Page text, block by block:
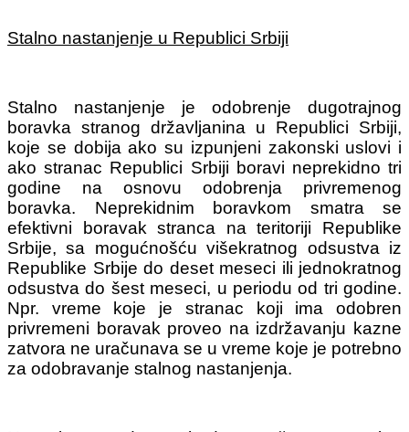
Stalno nastanjenje u Republici Srbiji
Stalno nastanjenje je odobrenje dugotrajnog
boravka stranog državljanina u Republici Srbiji,
koje se dobija ako su izpunjeni zakonski uslovi i
ako stranac Republici Srbiji boravi neprekidno tri
godine na osnovu odobrenja privremenog
boravka. Neprekidnim boravkom smatra se
efektivni boravak stranca na teritoriji Republike
Srbije, sa mogućnošću višekratnog odsustva iz
Republike Srbije do deset meseci ili jednokratnog
odsustva do šest meseci, u periodu od tri godine.
Npr. vreme koje je stranac koji ima odobren
privremeni boravak proveo na izdržavanju kazne
zatvora ne uračunava se u vreme koje je potrebno
za odobravanje stalnog nastanjenja.